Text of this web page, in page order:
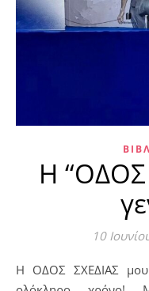
Η “ΟΔΟΣ
10
Η ΟΔΟΣ ΣΧΕΔΙΑΣ μου έχει γενέθλια. Κυκλοφορεί ένα